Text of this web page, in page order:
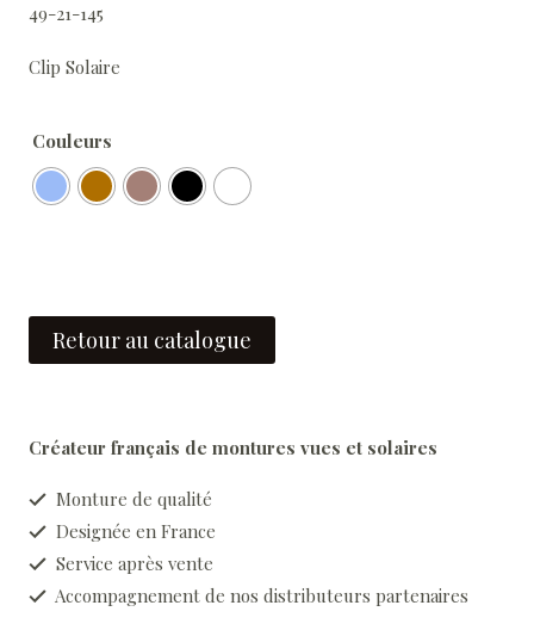
49-21-145
Clip Solaire
Couleurs
Retour au catalogue
Créateur français de montures vues et solaires
Monture de qualité
Designée en France
Service après vente
Accompagnement de nos distributeurs partenaires